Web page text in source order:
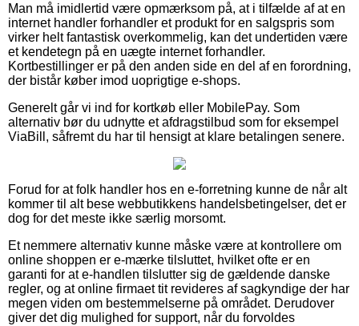
Man må imidlertid være opmærksom på, at i tilfælde af at en
internet handler forhandler et produkt for en salgspris som
virker helt fantastisk overkommelig, kan det undertiden være
et kendetegn på en uægte internet forhandler.
Kortbestillinger er på den anden side en del af en forordning,
der bistår køber imod uoprigtige e-shops.
Generelt går vi ind for kortkøb eller MobilePay. Som
alternativ bør du udnytte et afdragstilbud som for eksempel
ViaBill, såfremt du har til hensigt at klare betalingen senere.
Forud for at folk handler hos en e-forretning kunne de når alt
kommer til alt bese webbutikkens handelsbetingelser, det er
dog for det meste ikke særlig morsomt.
Et nemmere alternativ kunne måske være at kontrollere om
online shoppen er e-mærke tilsluttet, hvilket ofte er en
garanti for at e-handlen tilslutter sig de gældende danske
regler, og at online firmaet tit revideres af sagkyndige der har
megen viden om bestemmelserne på området. Derudover
giver det dig mulighed for support, når du forvoldes